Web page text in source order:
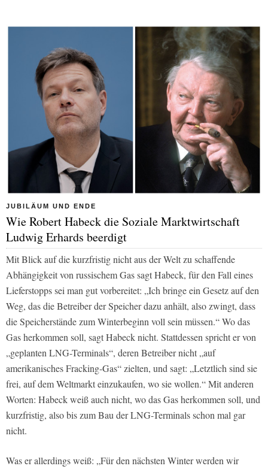
JUBILÄUM UND ENDE
Wie Robert Habeck die Soziale Marktwirtschaft
Ludwig Erhards beerdigt
Mit Blick auf die kurzfristig nicht aus der Welt zu schaffende
Abhängigkeit von russischem Gas sagt Habeck, für den Fall eines
Lieferstopps sei man gut vorbereitet: „Ich bringe ein Gesetz auf den
Weg, das die Betreiber der Speicher dazu anhält, also zwingt, dass
die Speicherstände zum Winterbeginn voll sein müssen.“ Wo das
Gas herkommen soll, sagt Habeck nicht. Stattdessen spricht er von
„geplanten LNG-Terminals“, deren Betreiber nicht „auf
amerikanisches Fracking-Gas“ zielten, und sagt: „Letztlich sind sie
frei, auf dem Weltmarkt einzukaufen, wo sie wollen.“ Mit anderen
Worten: Habeck weiß auch nicht, wo das Gas herkommen soll, und
kurzfristig, also bis zum Bau der LNG-Terminals schon mal gar
nicht.
Was er allerdings weiß: „Für den nächsten Winter werden wir